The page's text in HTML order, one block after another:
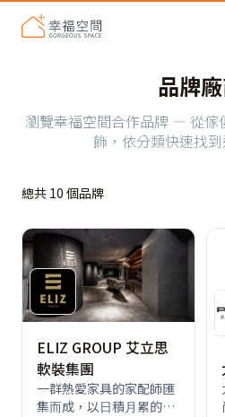
品牌
瀏覽幸福空間合作品牌 — 從傢
飾，依分類快速找
總共 10 個品牌
ELIZ GROUP 艾立思
軟裝集團
⼀群熱愛家具的家配師匯
集⽽成，以⽇積⽉累的美